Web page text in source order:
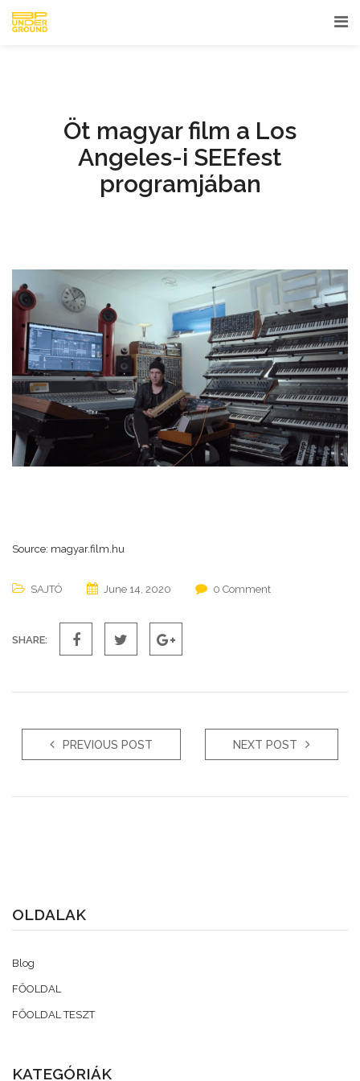
Öt magyar film a Los
Angeles-i SEEfest
programjában
Source: magyar.film.hu
SAJTÓ June 14, 2020 0 Comment
SHARE:
PREVIOUS POST NEXT POST
OLDALAK
Blog
FŐOLDAL
FŐOLDAL TESZT
KATEGÓRIÁK